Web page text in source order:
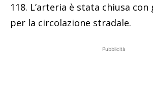
118. L’arteria è stata chiusa
per la circolazione stradale.
Pubblicità